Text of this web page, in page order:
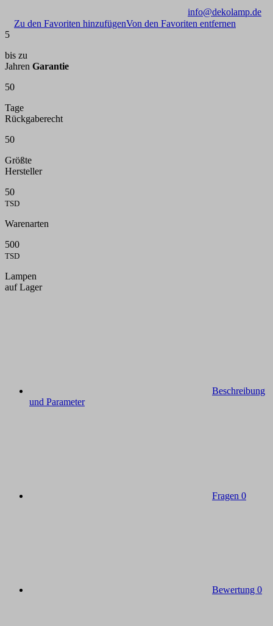
info@dekolamp.de
Zu den Favoriten hinzufügenVon den Favoriten entfernen
5
bis zu
Jahren Garantie
50
Tage
Rückgaberecht
50
Größte
Hersteller
50
TSD
Warenarten
500
TSD
Lampen
auf Lager
Beschreibung
und Parameter
Fragen 0
Bewertung 0